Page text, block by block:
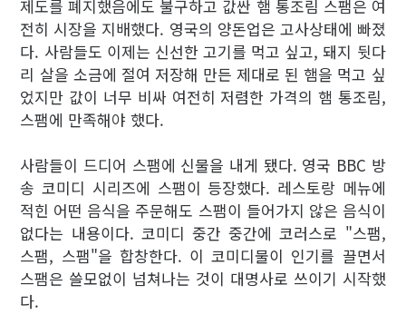
제도를 폐지했음에도 불구하고 값싼 햄 통조림 스팸은 여
전히 시장을 지배했다. 영국의 양돈업은 고사상태에 빠졌
다. 사람들도 이제는 신선한 고기를 먹고 싶고, 돼지 뒷다
리 살을 소금에 절여 저장해 만든 제대로 된 햄을 먹고 싶
었지만 값이 너무 비싸 여전히 저렴한 가격의 햄 통조림,
스팸에 만족해야 했다.
사람들이 드디어 스팸에 신물을 내게 됐다. 영국 BBC 방
송 코미디 시리즈에 스팸이 등장했다. 레스토랑 메뉴에
적힌 어떤 음식을 주문해도 스팸이 들어가지 않은 음식이
없다는 내용이다. 코미디 중간 중간에 코러스로 "스팸,
스팸, 스팸"을 합창한다. 이 코미디물이 인기를 끌면서
스팸은 쓸모없이 넘쳐나는 것이 대명사로 쓰이기 시작했
다.